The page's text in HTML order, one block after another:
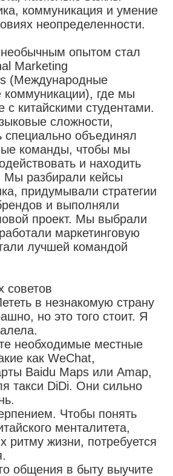
коммуникация и умение
неопределенности.
опытом стал
Marketing
(Международные
коммуникации), где мы
с китайскими студентами.
сложности,
специально объединял
команды, чтобы мы
и находить
разбирали кейсы
придумывали стратегии
и выполняли
проект. Мы выбрали
маркетинговую
лучшей командой
советов
в незнакомую страну
но это того стоит. Я
необходимые местные
как WeChat,
Baidu Maps или Amap,
такси DiDi. Они сильно
Чтобы понять
менталитета,
ритму жизни, потребуется
общения в быту выучите